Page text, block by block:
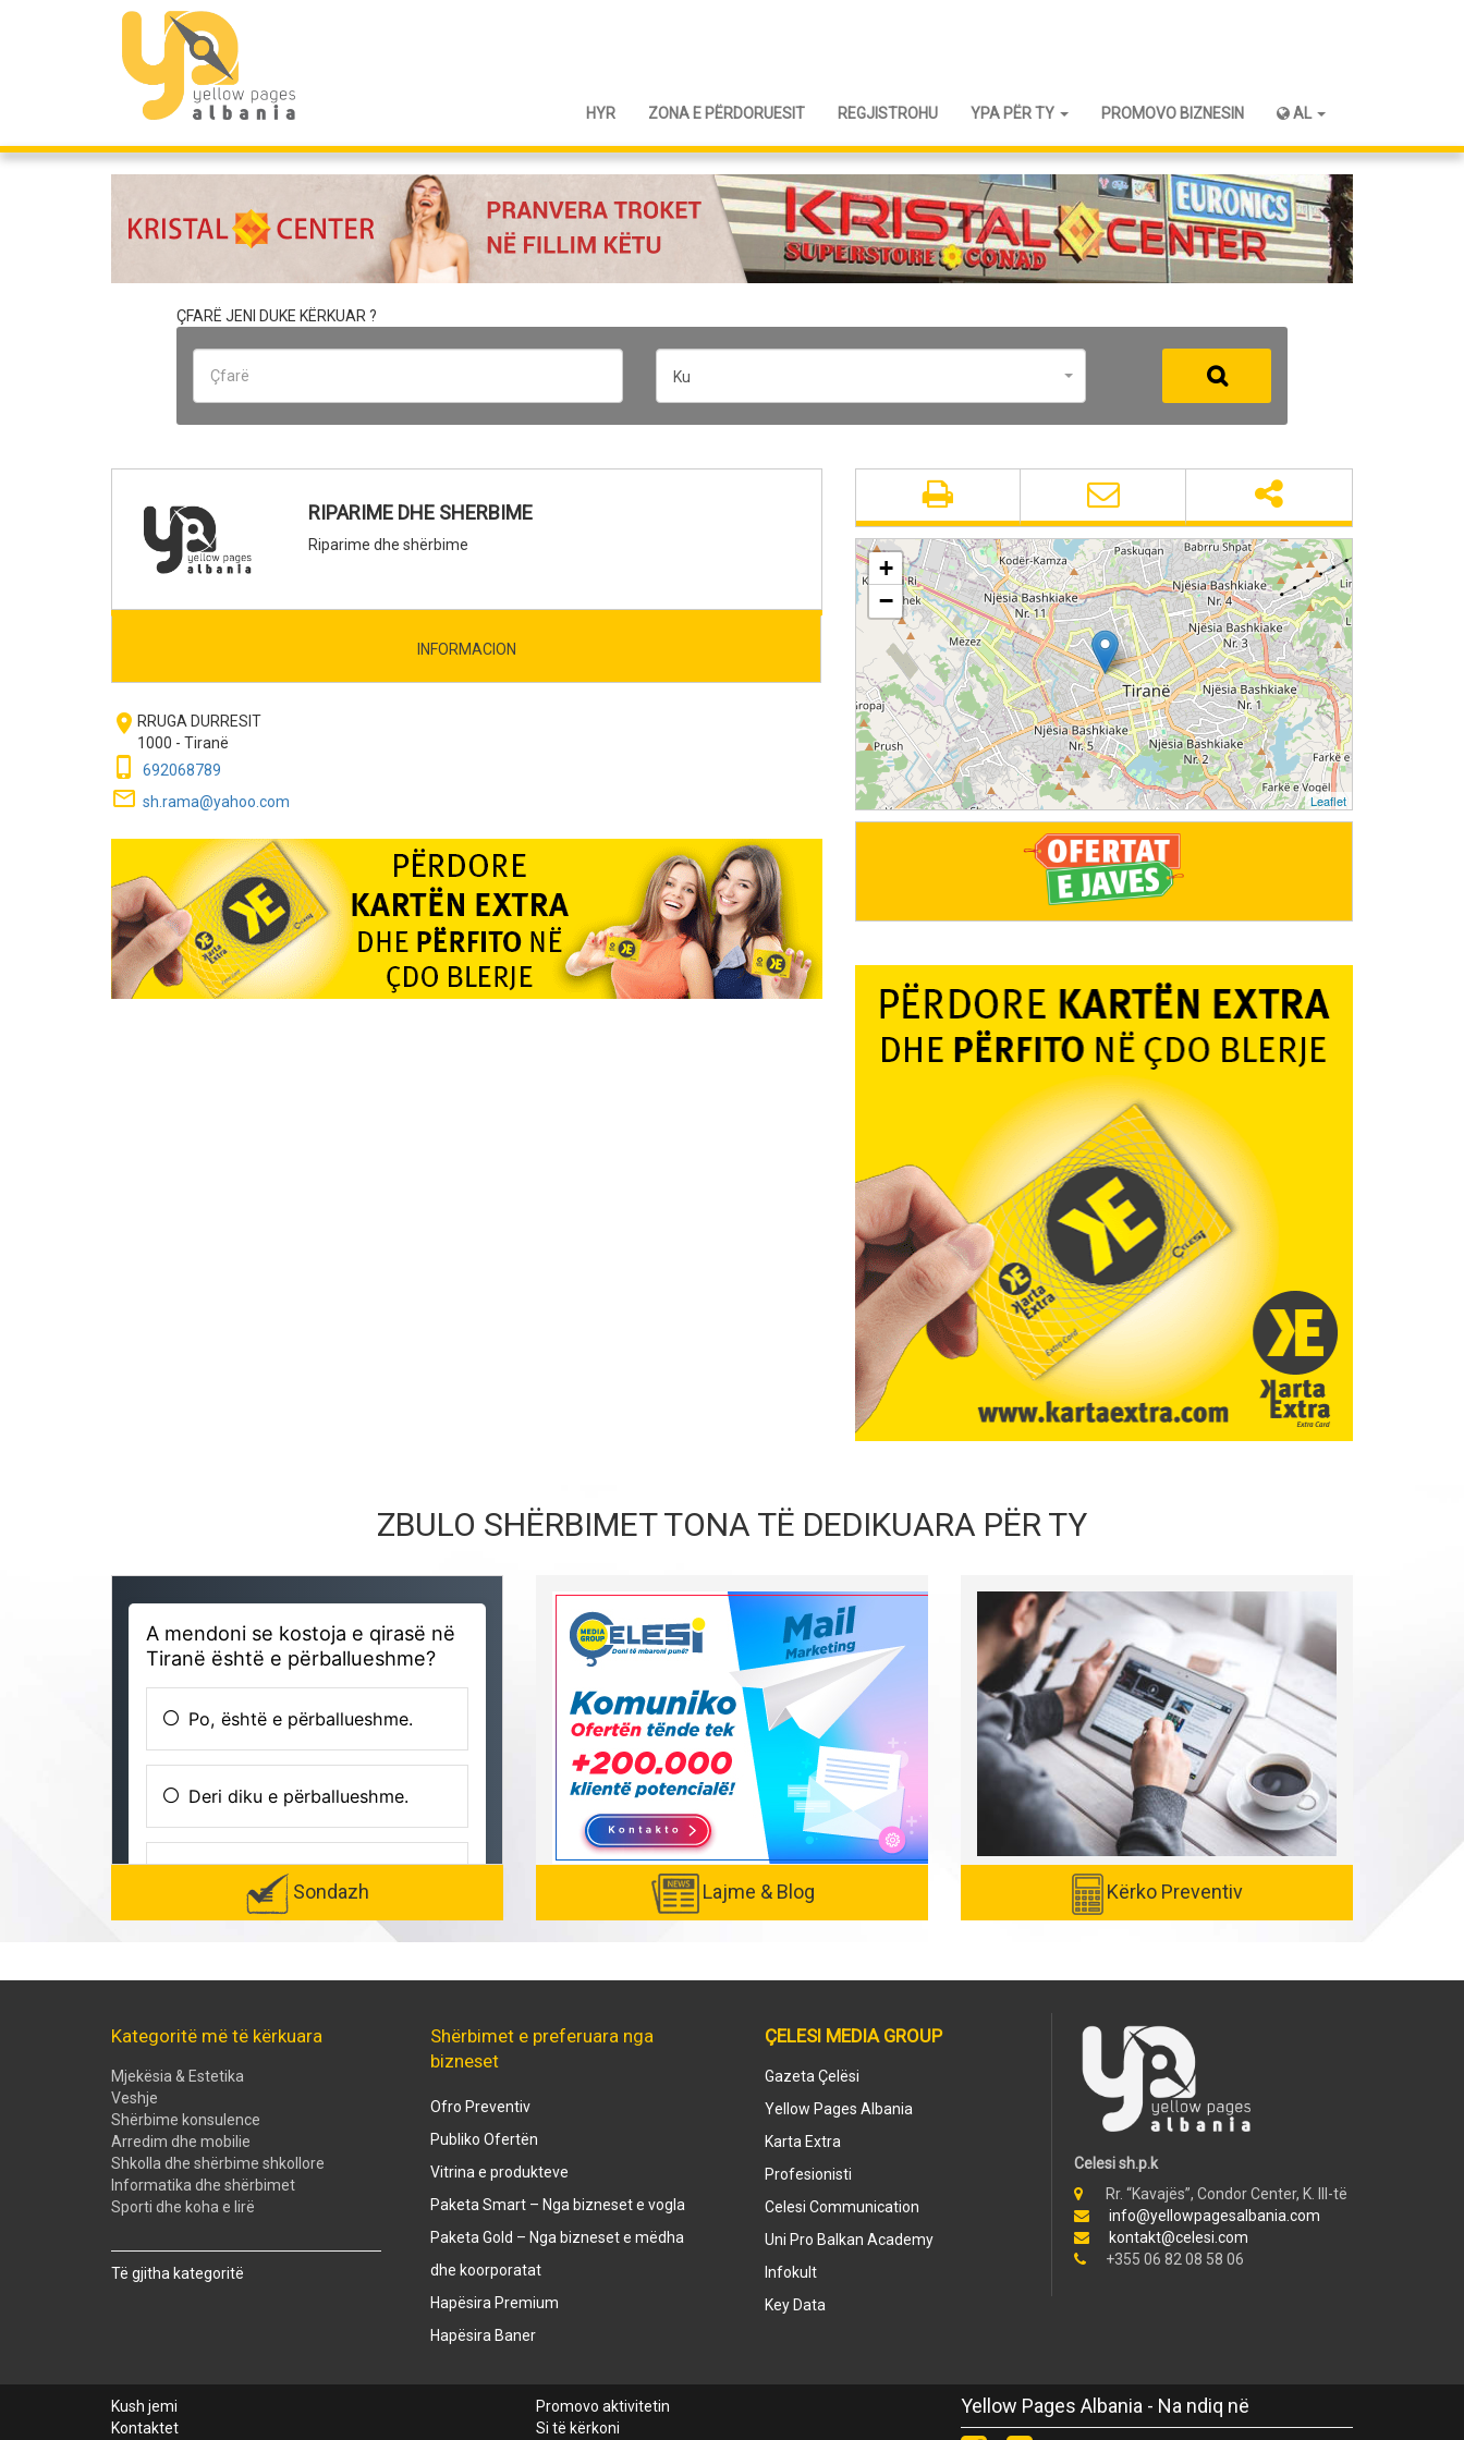
HYR ZONA E PËRDORUESIT REGJISTROHU YPA PËR TY PROMOVO BIZNESIN AL
ÇFARË JENI DUKE KËRKUAR ?
Ku
RIPARIME DHE SHERBIME
Riparime dhe shërbime
INFORMACION
room RRUGA DURRESIT
1000 - Tiranë
phone_iphone 692068789
mail_outline sh.rama@yahoo.com
+
−
Leaflet
ZBULO SHËRBIMET TONA TË DEDIKUARA PËR TY
Sondazh Lajme & Blog Kërko Preventiv
Kategoritë më të kërkuara
Mjekësia & Estetika
Veshje
Shërbime konsulence
Arredim dhe mobilie
Shkolla dhe shërbime shkollore
Informatika dhe shërbimet
Sporti dhe koha e lirë
Të gjitha kategoritë
Shërbimet e preferuara nga
bizneset
Ofro Preventiv
Publiko Ofertën
Vitrina e produkteve
Paketa Smart – Nga bizneset e vogla
Paketa Gold – Nga bizneset e mëdha
dhe koorporatat
Hapësira Premium
Hapësira Baner
ÇELESI MEDIA GROUP
Gazeta Çelësi
Yellow Pages Albania
Karta Extra
Profesionisti
Celesi Communication
Uni Pro Balkan Academy
Infokult
Key Data
Celesi sh.p.k
Rr. “Kavajës”, Condor Center, K. III-të
info@yellowpagesalbania.com
kontakt@celesi.com
+355 06 82 08 58 06
Kush jemi
Kontaktet
Promovo aktivitetin
Si të kërkoni
Yellow Pages Albania - Na ndiq në